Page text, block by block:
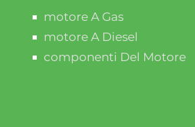
motore A Gas
motore A Diesel
componenti Del Motore